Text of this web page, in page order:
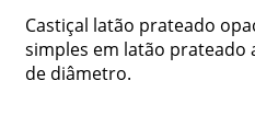
Castiçal latão prateado
simples em latão prateado
de diâmetro.